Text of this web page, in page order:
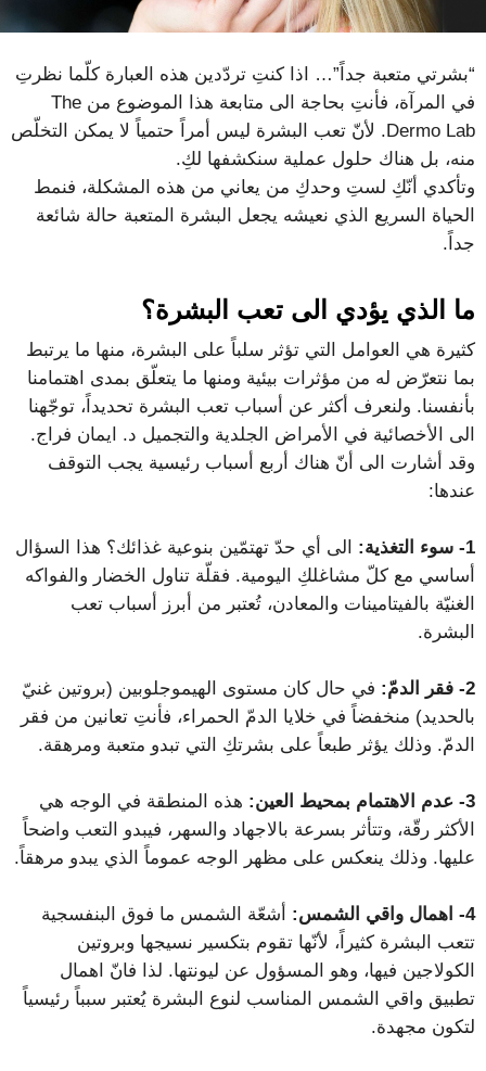
“بشرتي متعبة جداً”… اذا كنتِ تردّدين هذه العبارة كلّما نظرتِ
في المرآة، فأنتِ بحاجة الى متابعة هذا الموضوع من The
Dermo Lab. لأنّ تعب البشرة ليس أمراً حتمياً لا يمكن التخلّص
منه، بل هناك حلول عملية سنكشفها لكِ.
وتأكدي أنّكِ لستِ وحدكِ من يعاني من هذه المشكلة، فنمط
الحياة السريع الذي نعيشه يجعل البشرة المتعبة حالة شائعة
جداً.
ما الذي يؤدي الى تعب البشرة؟
كثيرة هي العوامل التي تؤثر سلباً على البشرة، منها ما يرتبط
بما نتعرّض له من مؤثرات بيئية ومنها ما يتعلّق بمدى اهتمامنا
بأنفسنا. ولنعرف أكثر عن أسباب تعب البشرة تحديداً، توجّهنا
الى الأخصائية في الأمراض الجلدية والتجميل د. ايمان فراج.
وقد أشارت الى أنّ هناك أربع أسباب رئيسية يجب التوقف
عندها:
1- سوء التغذية:
الى أي حدّ تهتمّين بنوعية غذائك؟ هذا السؤال
أساسي مع كلّ مشاغلكِ اليومية. فقلّة تناول الخضار والفواكه
الغنيّة بالفيتامينات والمعادن، تُعتبر من أبرز أسباب تعب
البشرة.
2- فقر الدمّ:
في حال كان مستوى الهيموجلوبين (بروتين غنيّ
بالحديد) منخفضاً في خلايا الدمّ الحمراء، فأنتِ تعانين من فقر
الدمّ. وذلك يؤثر طبعاً على بشرتكِ التي تبدو متعبة ومرهقة.
3- عدم الاهتمام بمحيط العين:
هذه المنطقة في الوجه هي
الأكثر رقّة، وتتأثر بسرعة بالاجهاد والسهر، فيبدو التعب واضحاً
عليها. وذلك ينعكس على مظهر الوجه عموماً الذي يبدو مرهقاً.
4- اهمال واقي الشمس:
أشعّة الشمس ما فوق البنفسجية
تتعب البشرة كثيراً، لأنّها تقوم بتكسير نسيجها وبروتين
الكولاجين فيها، وهو المسؤول عن ليونتها. لذا فانّ اهمال
تطبيق واقي الشمس المناسب لنوع البشرة يُعتبر سبباً رئيسياً
لتكون مجهدة.